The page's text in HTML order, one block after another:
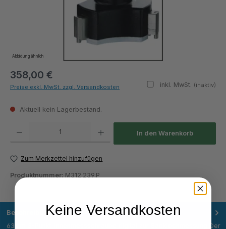
Abbildung ähnlich
358,00 €
inkl. MwSt. (inaktiv)
Preise exkl. MwSt. zzgl. Versandkosten
Aktuell kein Lagerbestand.
In den Warenkorb
Zum Merkzettel hinzufügen
Produktnummer: M312.239.P
Beschreibung
63mm 3-Punkt-Innenmessschraube digital zur Sacklochmessung Der
Keine Versandkosten